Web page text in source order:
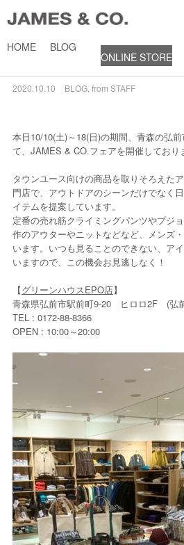
HOME BLOG
ONLINE STORE
JAMES & CO. FAIR
2020.10.10 BLOG, from STAFF
本日10/10(土)～18(日)の期間、青森の弘
て、JAMES & CO.フェアを開催しており
タウンユース向けの商品を取りそろえた
門店で、アウトドアのシーンだけでなく
イテムを提案しています。
定番の売れ筋クライミングパンツやプジ
作のアウターやニットなどなど、メンズ
います。いつも見ることのできない、ア
いますので、この機会お見逃しなく！
【グリーンハウスEPO店】
青森県弘前市駅前町9-20 ヒロロ2F (弘
TEL : 0172-88-8366
OPEN : 10:00～20:00